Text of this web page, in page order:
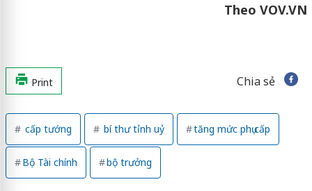
Theo VOV.VN
Print Chia sẻ
cấp tướng bí thư tỉnh uỷ tăng mức phụ cấp
Bộ Tài chính bộ trưởng